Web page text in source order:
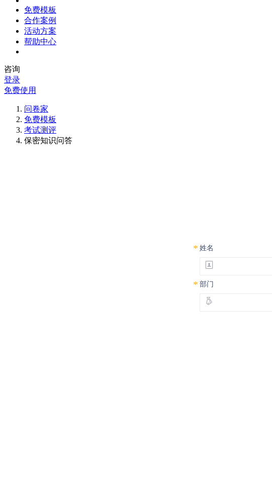
免费模板
合作案例
活动方案
帮助中心
咨询
登录
免费使用
问卷家
免费模板
考试测评
保密知识问答